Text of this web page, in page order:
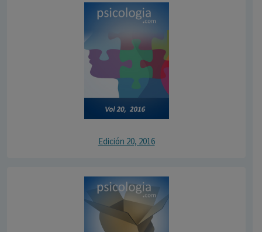
Edición 20, 2016